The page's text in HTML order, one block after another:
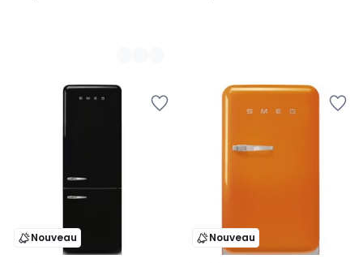
Nouveau Nouveau